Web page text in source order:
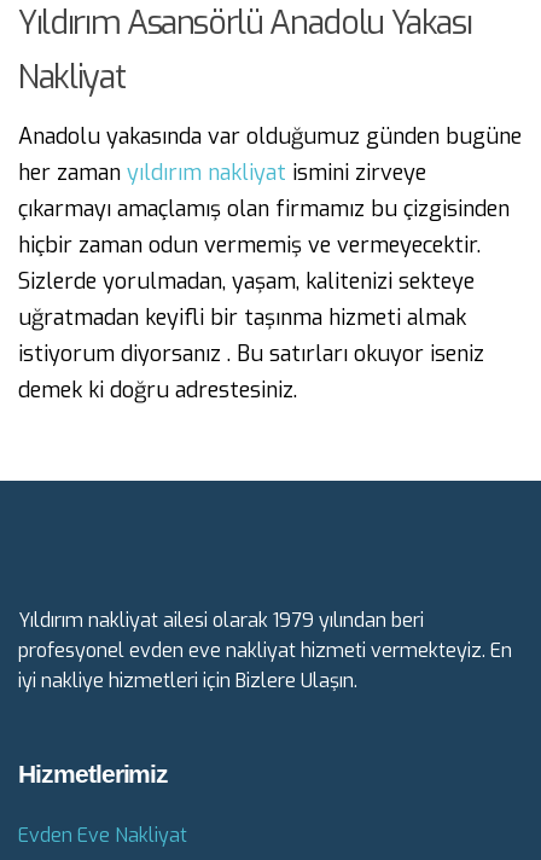
Yıldırım Asansörlü Anadolu Yakası
Nakliyat
Anadolu yakasında var olduğumuz günden bugüne
her zaman yıldırım nakliyat ismini zirveye
çıkarmayı amaçlamış olan firmamız bu çizgisinden
hiçbir zaman odun vermemiş ve vermeyecektir.
Sizlerde yorulmadan, yaşam, kalitenizi sekteye
uğratmadan keyifli bir taşınma hizmeti almak
istiyorum diyorsanız . Bu satırları okuyor iseniz
demek ki doğru adrestesiniz.
Yıldırım nakliyat ailesi olarak 1979 yılından beri
profesyonel evden eve nakliyat hizmeti vermekteyiz. En
iyi nakliye hizmetleri için Bizlere Ulaşın.
Hizmetlerimiz
Evden Eve Nakliyat